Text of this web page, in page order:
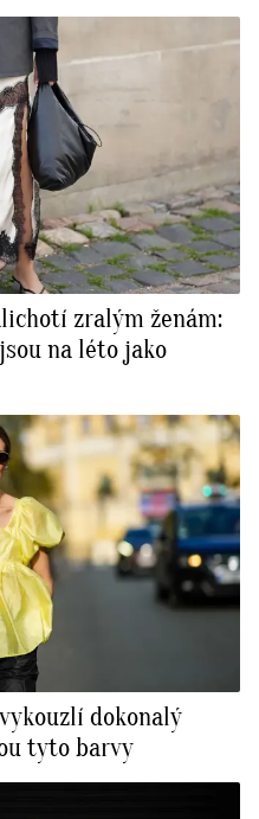
zralým ženám:
na léto jako
dokonalý
tyto barvy